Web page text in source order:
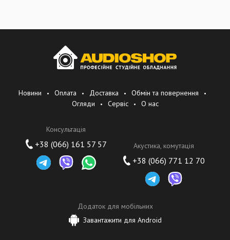
Новини Оплата Доставка
Обмін та повернення
Огляди
Сервіс О нас
Консультація
+38 (066) 161 57 57 Акустика, комутація
+38 (066) 771 12 70
Додаток для мобільних
Завантажити для Android